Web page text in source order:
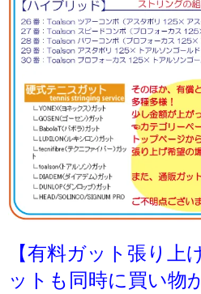
【有料ガット張り上
ットも同時に買い物